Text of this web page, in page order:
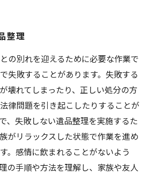
整理
の別れを迎えるために必要な作業で
失敗することがあります。失敗する
壊れてしまったり、正しい処分の方
律問題を引き起こしたりすることが
、失敗しない遺品整理を実施するた
がリラックスした状態で作業を進め
。感情に飲まれることがないよう
の手順や方法を理解し、家族や友人